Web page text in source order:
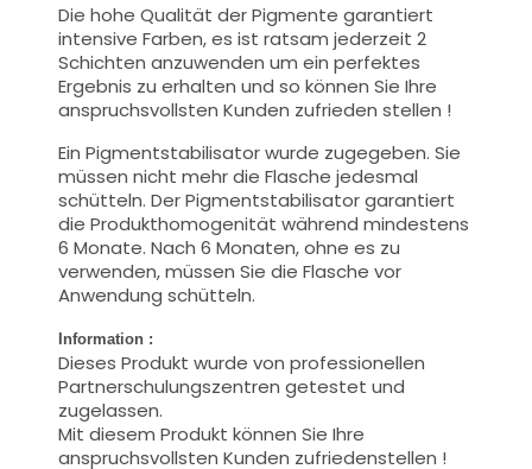
Die hohe Qualität der Pigmente garantiert
intensive Farben, es ist ratsam jederzeit 2
Schichten anzuwenden um ein perfektes
Ergebnis zu erhalten und so können Sie Ihre
anspruchsvollsten Kunden zufrieden stellen !
Ein Pigmentstabilisator wurde zugegeben. Sie
müssen nicht mehr die Flasche jedesmal
schütteln. Der Pigmentstabilisator garantiert
die Produkthomogenität während mindestens
6 Monate. Nach 6 Monaten, ohne es zu
verwenden, müssen Sie die Flasche vor
Anwendung schütteln.
Information :
Dieses Produkt wurde von professionellen
Partnerschulungszentren getestet und
zugelassen.
Mit diesem Produkt können Sie Ihre
anspruchsvollsten Kunden zufriedenstellen !